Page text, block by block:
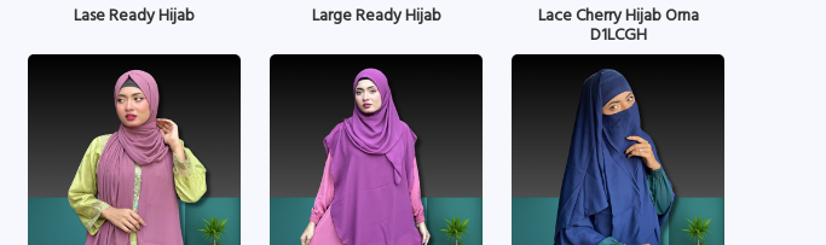
Lase Ready Hijab Large Ready Hijab Lace Cherry Hijab Orna
D1LCGH